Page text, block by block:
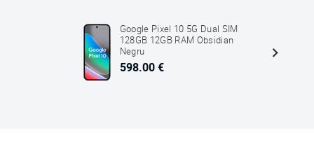
Google Pixel 10 5G Dual SIM
128GB 12GB RAM Obsidian
Negru
598.00 €